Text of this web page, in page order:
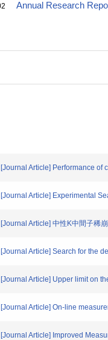
Annual Research
[Journal Article] Performance of
[Journal Article] Experimental
[Journal Article] 中性K中間子稀
[Journal Article] Search for the
[Journal Article] Upper limit on
[Journal Article] On-line
[Journal Article] Improved